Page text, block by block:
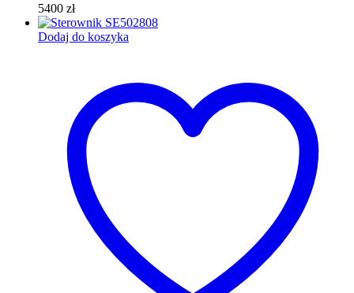
5400 zł
Dodaj do koszyka